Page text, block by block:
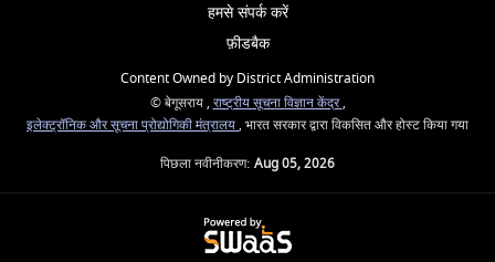
हमसे संपर्क करें
फ़ीडबैक
Content Owned by District Administration
© बेगूसराय , राष्ट्रीय सूचना विज्ञान केंद्र,
इलेक्ट्रॉनिक और सूचना प्रोद्योगिकी मंत्रालय, भारत सरकार द्वारा विकसित और होस्ट किया गया
पिछला नवीनीकरण: Aug 05, 2026